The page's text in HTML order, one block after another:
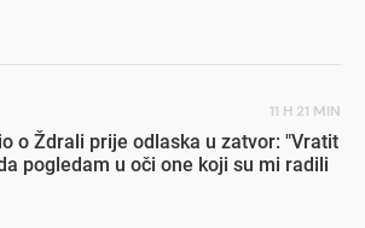
11 H 21 MIN
o Ždrali prije odlaska u zatvor: "Vratit
pogledam u oči one koji su mi radili